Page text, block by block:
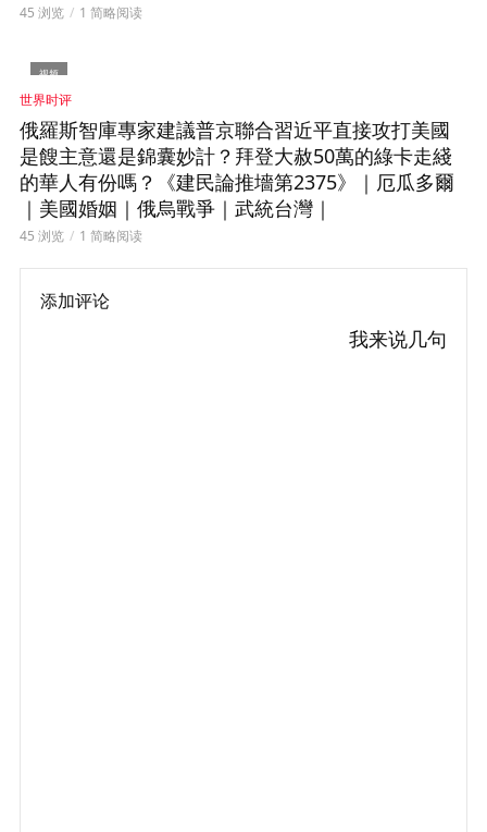
45 浏览 1 简略阅读
视频
世界时评
俄羅斯智庫專家建議普京聯合習近平直接攻打美國
是餿主意還是錦囊妙計？拜登大赦50萬的綠卡走綫
的華人有份嗎？《建民論推墻第2375》｜厄瓜多爾
｜美國婚姻｜俄烏戰爭｜武統台灣｜
45 浏览 1 简略阅读
添加评论
我来说几句